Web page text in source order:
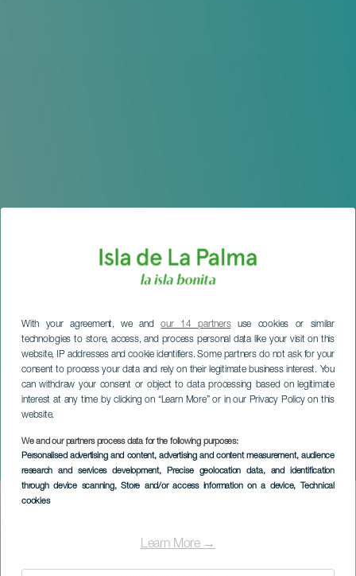
With your agreement, we andour 14 partnersuse cookies or similar
technologies to store, access, and process personal data like your visit on this
website, IP addresses and cookie identifiers. Some partners do not ask for your
consent to process your data and rely on their legitimate business interest. You
can withdraw your consent or object to data processing based on legitimate
interest at any time by clicking on “Learn More” or in our Privacy Policy on this
website.
We and our partners process data for the following purposes:
Personalised advertising and content, advertising and content measurement, audience
research and services development, Precise geolocation data, and identification
through device scanning, Store and/or access information on a device, Technical
cookies
Learn More →
Casa di Babbo Natale
LA PALMA
Imagen